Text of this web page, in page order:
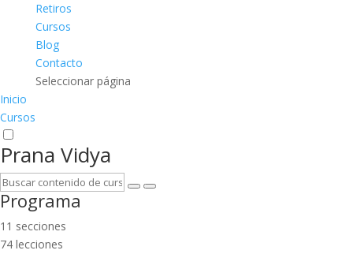
Retiros
Cursos
Blog
Contacto
Seleccionar página
Inicio
Cursos
Prana Vidya
Programa
11 secciones
74 lecciones